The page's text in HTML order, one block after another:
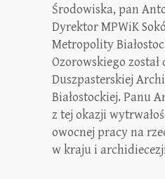
Środowiska, pan
Dyrektor MPWiK
Metropolity
Ozorowskiego został
Duszpasterskiej
Białostockiej. Panu
z tej okazji
owocnej pracy na
w kraju i